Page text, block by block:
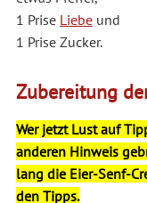
1 Prise Liebeund
1 Prise Zucker.
Zubereitung
Wer jetzt Lust auf
anderen Hinweis
lang die Eier-Senf-
den Tipps.